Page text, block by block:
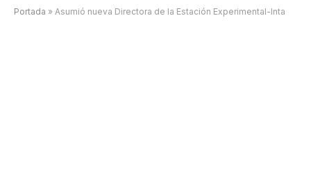
Portada » Asumió nueva Directora de la Estación Experimental-Inta